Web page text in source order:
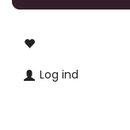
Log ind